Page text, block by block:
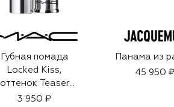
Губная помада
Locked Kiss,
оттенок Teaser
(1,8g)
3 950 ₽
Панама из
45 950 ₽